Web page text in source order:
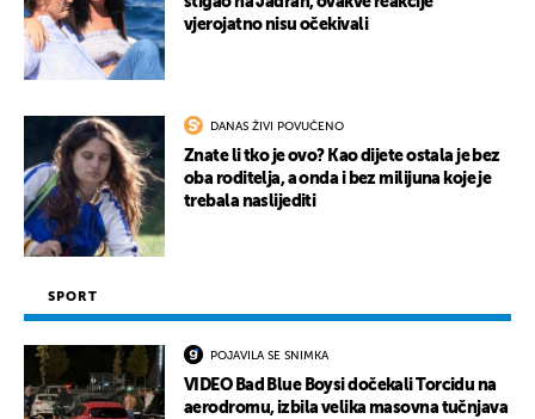
vjerojatno nisu očekivali
DANAS ŽIVI POVUČENO
Znate li tko je ovo? Kao dijete ostala je bez
oba roditelja, a onda i bez milijuna koje je
trebala naslijediti
SPORT
POJAVILA SE SNIMKA
VIDEO Bad Blue Boysi dočekali Torcidu na
aerodromu, izbila velika masovna tučnjava